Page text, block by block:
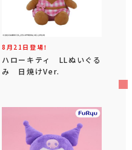
8月21日登場！
ハローキティ LLぬいぐる
み 日焼けVer.